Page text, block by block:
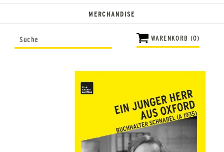
MERCHANDISE
WARENKORB (0)